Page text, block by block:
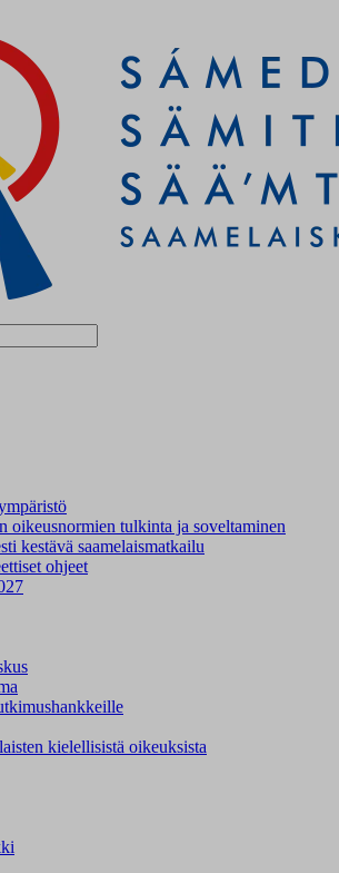
oikeusnormien tulkinta ja soveltaminen
kestävä saamelaismatkailu
ohjeet
kielellisistä oikeuksista